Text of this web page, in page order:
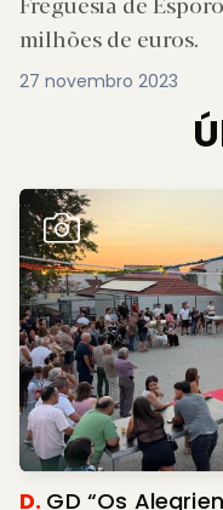
milhões de euros.
27 novembro 2023
D. GD “Os